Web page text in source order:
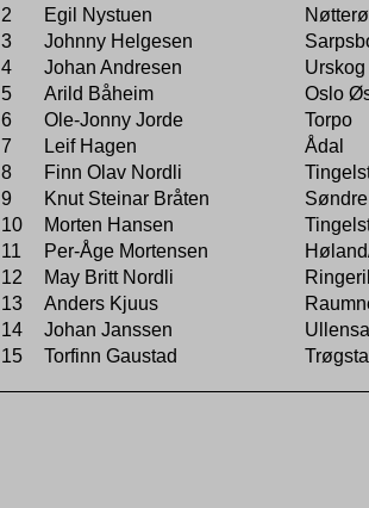
2
Egil Nystuen
Nøtterø
3
Johnny Helgesen
4
Johan Andresen
Urskog
5
Arild Båheim
Oslo
6
Ole-Jonny Jorde
Torpo
7
Leif Hagen
Ådal
8
Finn Olav Nordli
9
Knut Steinar Bråten
10
Morten Hansen
11
Per-Åge Mortensen
12
May Britt Nordli
13
Anders Kjuus
14
Johan Janssen
15
Torfinn Gaustad